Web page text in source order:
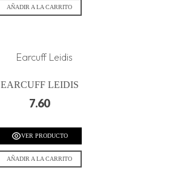
AÑADIR A LA CARRITO
EARCUFF LEIDIS
7.60
VER PRODUCTO
AÑADIR A LA CARRITO